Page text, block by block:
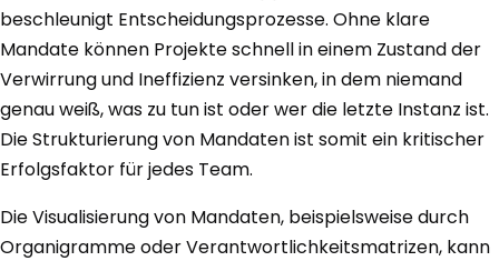
beschleunigt Entscheidungsprozesse. Ohne klare
Mandate können Projekte schnell in einem Zustand der
Verwirrung und Ineffizienz versinken, in dem niemand
genau weiß, was zu tun ist oder wer die letzte Instanz ist.
Die Strukturierung von Mandaten ist somit ein kritischer
Erfolgsfaktor für jedes Team.
Die Visualisierung von Mandaten, beispielsweise durch
Organigramme oder Verantwortlichkeitsmatrizen, kann